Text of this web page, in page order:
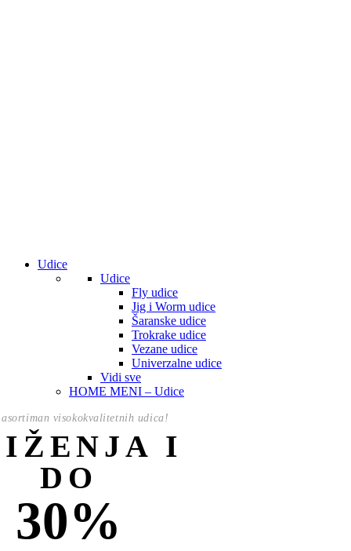
Udice
Udice
Fly udice
Jig i Worm udice
Šaranske udice
Trokrake udice
Vezane udice
Univerzalne udice
Vidi sve
HOME MENI – Udice
visokokvalitetnih udica!
I
DO
30%